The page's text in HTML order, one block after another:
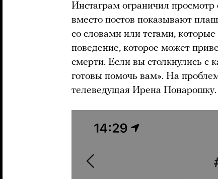
Инстаграм ограничил
вместо постов показывают
со словами или тегами,
поведение, которое может
смерти. Если вы столкнулись с
готовы помочь вам». На
телеведущая Ирена Понарошку.